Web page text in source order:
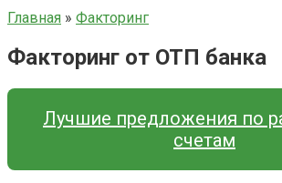
Главная » Факторинг
Факторинг от ОТП банка
Лучшие предложения по
счетам